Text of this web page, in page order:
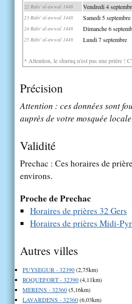
22 Rabi' al-awwal 1448 Vendredi 4
23 Rabi' al-awwal 1448 Samedi 5 septembre
24 Rabi' al-awwal 1448 Dimanche 6
25 Rabi' al-awwal 1448 Lundi 7 septembre
* Attention, le shuruq n'est pas une prière !
Précision
Attention : ces données sont
auprès de votre mosquée
Validité
Prechac : Ces horaires de
environs.
Proche de Prechac
Horaires de prières 32 Gers
Horaires de prières Midi-
Autres villes
PUYSEGUR - 32390(2,75km)
ROQUEFORT - 32390(4,11km)
MERENS - 32360(5,16km)
LAVARDENS - 32360(6,03km)